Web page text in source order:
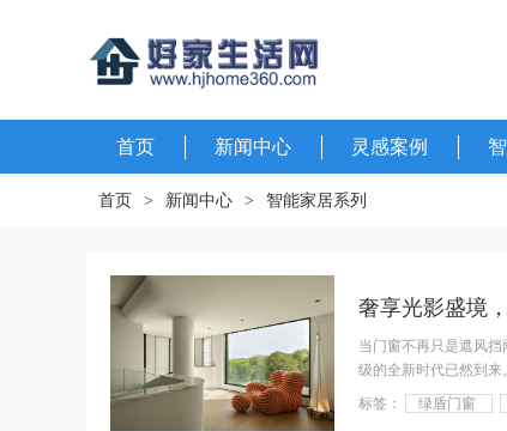
首页 新闻中心 灵感案例
首页 > 新闻中心 > 智能家居系列
当门窗不再只是遮风
级的全新时代已然到来
系列自洁净
标签： 绿盾门窗